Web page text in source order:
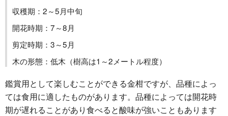
収穫期：2～5月中旬
開花時期：7～8月
剪定時期：3～5月
木の形態：低木（樹高は1～2メートル程度）
鑑賞用として楽しむことができる金柑ですが、品種によっ
ては食用に適したものがあります。品種によっては開花時
期が遅れることがあり食べると酸味が強いこともあります